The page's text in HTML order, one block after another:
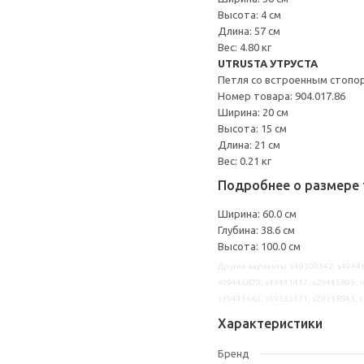
Высота: 4 см
Длина: 57 см
Вес: 4.80 кг
UTRUSTA УТРУСТА
Петля со встроенным
Номер товара: 904.017.86
Ширина: 20 см
Высота: 15 см
Длина: 21 см
Вес: 0.21 кг
Подробнее о размере
Ширина: 60.0 см
Глубина: 38.6 см
Высота: 100.0 см
Характеристики
Бренд